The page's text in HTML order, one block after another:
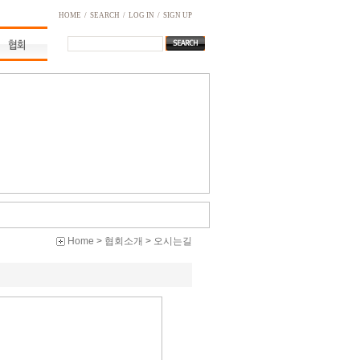
HOME / SEARCH / LOG IN / SIGN UP
Home > 협회소개 > 오시는길